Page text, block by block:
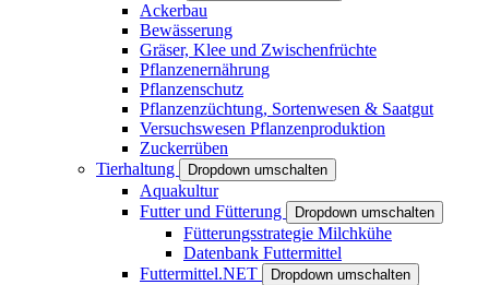
Ackerbau
Bewässerung
Gräser, Klee und Zwischenfrüchte
Pflanzenernährung
Pflanzenschutz
Pflanzenzüchtung, Sortenwesen & Saatgut
Versuchswesen Pflanzenproduktion
Zuckerrüben
Tierhaltung
Dropdown umschalten
Aquakultur
Futter und Fütterung
Dropdown umschalten
Fütterungsstrategie Milchkühe
Datenbank Futtermittel
Futtermittel.NET
Dropdown umschalten